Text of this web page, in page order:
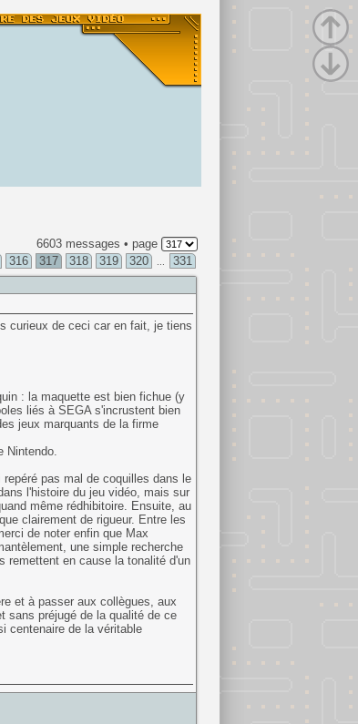
6603 messages • page
316 317 318 319 320 331
curieux de ceci car en fait, je tiens
: la maquette est bien fichue (y
liés à SEGA s'incrustent bien
jeux marquants de la firme
Nintendo.
pas mal de coquilles dans le
l'histoire du jeu vidéo, mais sur
même rédhibitoire. Ensuite, au
clairement de rigueur. Entre les
de noter enfin que Max
une simple recherche
remettent en cause la tonalité d'un
et à passer aux collègues, aux
sans préjugé de la qualité de ce
centenaire de la véritable